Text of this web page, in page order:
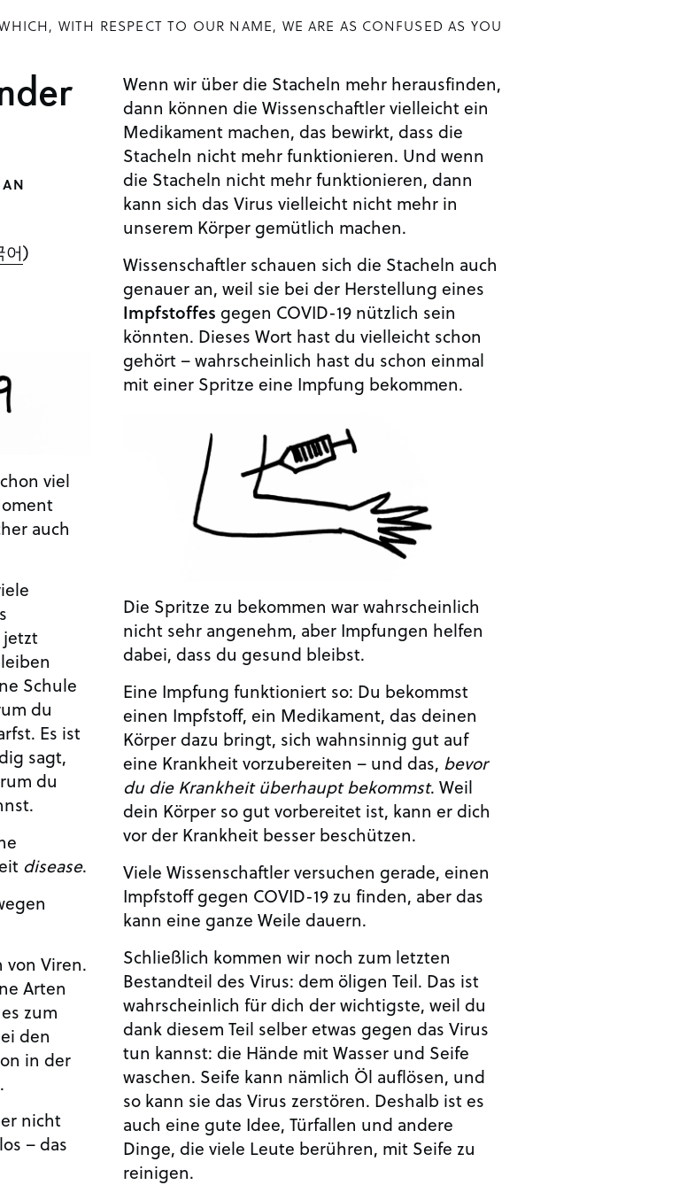
WITH RESPECT TO OUR NAME, WE ARE AS CONFUSED AS YOU
어)
viel
auch
Schule
du
Es ist
sagt,
du
disease.
von Viren.
Arten
zum
den
in der
nicht
– das
Wenn wir über die Stacheln mehr herausfinden,
dann können die Wissenschaftler vielleicht ein
Medikament machen, das bewirkt, dass die
Stacheln nicht mehr funktionieren. Und wenn
die Stacheln nicht mehr funktionieren, dann
kann sich das Virus vielleicht nicht mehr in
unserem Körper gemütlich machen.
Wissenschaftler schauen sich die Stacheln auch
genauer an, weil sie bei der Herstellung eines
Impfstoffes gegen COVID-19 nützlich sein
könnten. Dieses Wort hast du vielleicht schon
gehört – wahrscheinlich hast du schon einmal
mit einer Spritze eine Impfung bekommen.
Die Spritze zu bekommen war wahrscheinlich
nicht sehr angenehm, aber Impfungen helfen
dabei, dass du gesund bleibst.
Eine Impfung funktioniert so: Du bekommst
einen Impfstoff, ein Medikament, das deinen
Körper dazu bringt, sich wahnsinnig gut auf
eine Krankheit vorzubereiten – und das, bevor
du die Krankheit überhaupt bekommst. Weil
dein Körper so gut vorbereitet ist, kann er dich
vor der Krankheit besser beschützen.
Viele Wissenschaftler versuchen gerade, einen
Impfstoff gegen COVID-19 zu finden, aber das
kann eine ganze Weile dauern.
Schließlich kommen wir noch zum letzten
Bestandteil des Virus: dem öligen Teil. Das ist
wahrscheinlich für dich der wichtigste, weil du
dank diesem Teil selber etwas gegen das Virus
tun kannst: die Hände mit Wasser und Seife
waschen. Seife kann nämlich Öl auflösen, und
so kann sie das Virus zerstören. Deshalb ist es
auch eine gute Idee, Türfallen und andere
Dinge, die viele Leute berühren, mit Seife zu
reinigen.